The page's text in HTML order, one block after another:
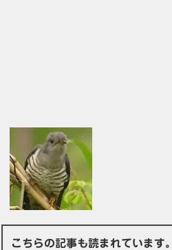
こちらの記事も読まれています。